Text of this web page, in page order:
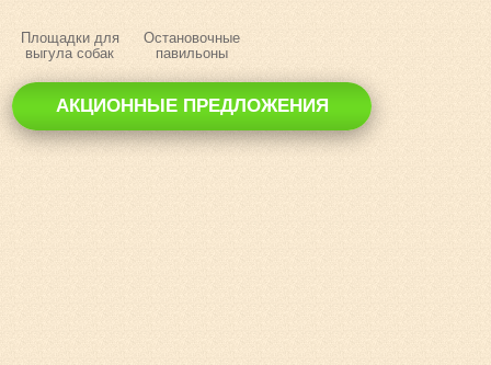
Площадки для
выгула собак
Остановочные
павильоны
АКЦИОННЫЕ ПРЕДЛОЖЕНИЯ